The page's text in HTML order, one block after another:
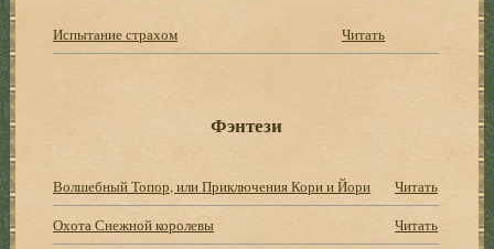
Испытание страхом Читать
Фэнтези
Волшебный Топор, или Приключения Кори и Йори
Читать
Охота Снежной королевы
Читать